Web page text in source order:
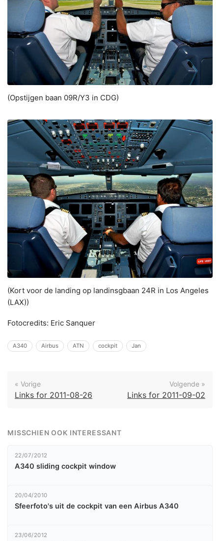
(Opstijgen baan 09R/Y3 in CDG)
(Kort voor de landing op landinsgbaan 24R in Los Angeles
(LAX))
Fotocredits: Eric Sanquer
A340 Airbus ATN cockpit Jan
« Vorige
Links for 2011-08-26
Volgende »
Links for 2011-09-02
MISSCHIEN OOK INTERESSANT
22/07/2012
A340 sliding cockpit window
20/04/2010
Sfeerfoto's uit de cockpit van een Airbus A340
23/06/2012